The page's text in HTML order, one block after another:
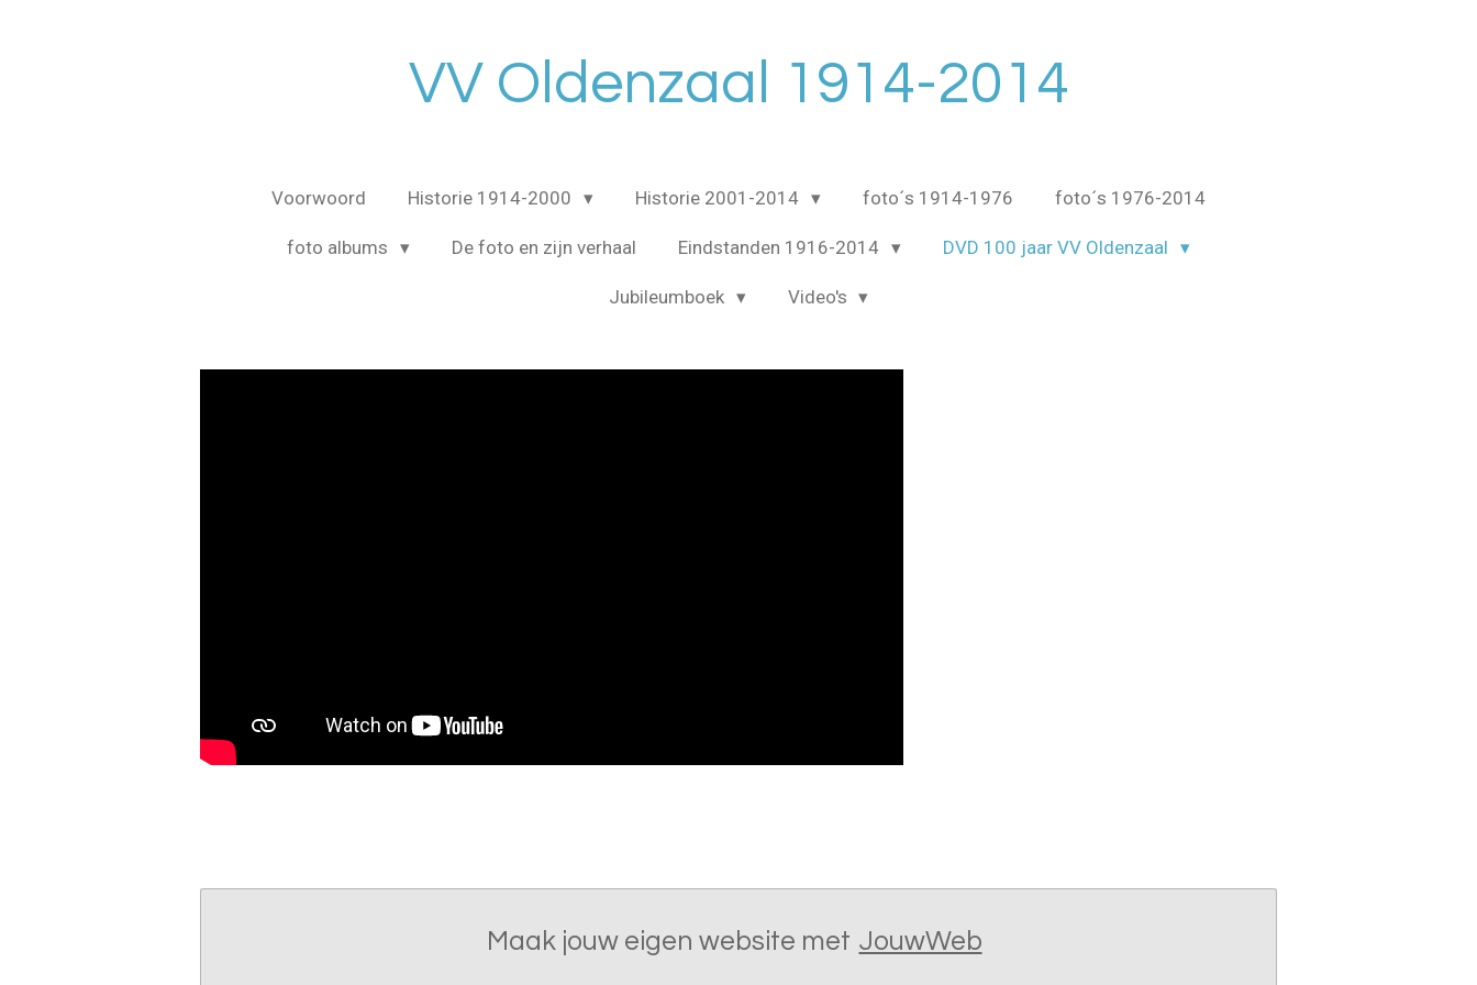
VV Oldenzaal 1914-2014
Voorwoord Historie 1914-2000 Historie 2001-2014 foto´s 1914-1976 foto´s 1976-2014
foto albums De foto en zijn verhaal Eindstanden 1916-2014 DVD 100 jaar VV Oldenzaal
Jubileumboek Video's
Maak jouw eigen website met JouwWeb